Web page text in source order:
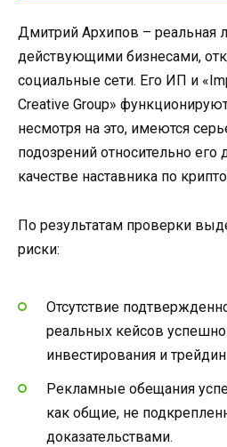
Дмитрий Архипов – реальная
действующими бизнесами,
социальные сети. Его ИП и
Creative Group»
несмотря на это, имеются
подозрений относительно его
качестве наставника по
По результатам проверки
риски:
Отсутствие
реальных кейсов
инвестирования и
Рекламные обещания
как общие, не
доказательствами.